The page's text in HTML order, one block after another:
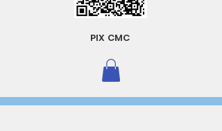
PIX CMC